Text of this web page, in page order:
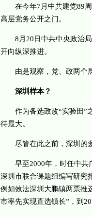
在今年7月中共建党89周
高层党务公开之门。
8月20日中共中央政治局
开向纵深推进。
由是观察，党、政两个层
深圳样本？
作为备选政改“实验田”之
待最大。
尽管在此之前，深圳的多
早至2000年，时任中共广
深圳市联合课题组编写研究
例如效法深圳大鹏镇两票推
市率先实现直选镇长”，到